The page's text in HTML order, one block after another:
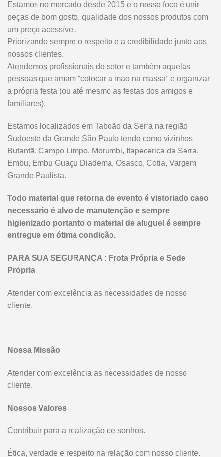
Estamos no mercado desde 2015 e o nosso foco é unir
peças de bom gosto, qualidade dos nossos produtos com
um preço acessível.
Priorizando sempre o respeito e a credibilidade junto aos
nossos clientes.
Atendemos profissionais do setor e também aquelas
pessoas que amam “colocar a mão na massa” e organizar
a própria festa (ou até mesmo as festas dos amigos e
familiares).
Estamos localizados em Taboão da Serra na região
Sudoeste da Grande São Paulo tendo como vizinhos
Butantã, Campo Limpo, Morumbi, Itapecerica da Serra,
Embu, Embu Guaçu Diadema, Osasco, Cotia, Vargem
Grande Paulista.
Todo material que retorna de evento é vistoriado caso
necessário é alvo de manutenção e sempre
higienizado portanto o material de aluguel é sempre
entregue em ótima condição.
PARA SUA SEGURANÇA : Frota Própria e Sede
Própria
Atender com excelência as necessidades de nosso
cliente.
Nossa Missão
Atender com excelência as necessidades de nosso
cliente.
Nossos Valores
Contribuir para a realização de sonhos.
Ética, verdade e respeito na relação com nosso cliente.